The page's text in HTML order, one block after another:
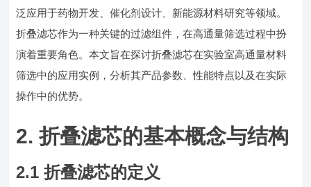
泛应用于药物开发、催化剂设计、新能源材料研究等领域。
折叠滤芯作为一种关键的过滤组件，在高通量筛选过程中扮
演着重要角色。本文旨在探讨折叠滤芯在实验室高通量材料
筛选中的应用实例，分析其产品参数、性能特点以及在实际
操作中的优势。
2. 折叠滤芯的基本概念与结构
2.1 折叠滤芯的定义